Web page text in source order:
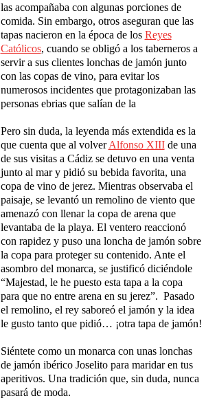
las acompañaba con algunas porciones de
comida. Sin embargo, otros aseguran que las
tapas nacieron en la época de los Reyes
Católicos, cuando se obligó a los taberneros a
servir a sus clientes lonchas de jamón junto
con las copas de vino, para evitar los
numerosos incidentes que protagonizaban las
personas ebrias que salían de la
Pero sin duda, la leyenda más extendida es la
que cuenta que al volverAlfonso XIIIde una
de sus visitas a Cádiz se detuvo en una venta
junto al mar y pidió su bebida favorita, una
copa de vino de jerez. Mientras observaba el
paisaje, se levantó un remolino de viento que
amenazó con llenar la copa de arena que
levantaba de la playa. El ventero reaccionó
con rapidez y puso una loncha de jamón sobre
la copa para proteger su contenido. Ante el
asombro del monarca, se justificó diciéndole
“Majestad, le he puesto esta tapa a la copa
para que no entre arena en su jerez”. Pasado
el remolino, el rey saboreó el jamón y la idea
le gusto tanto que pidió… ¡otra tapa de jamón!
Siéntete como un monarca con unas lonchas
de jamón ibérico Joselito para maridar en tus
aperitivos. Una tradición que, sin duda, nunca
pasará de moda.